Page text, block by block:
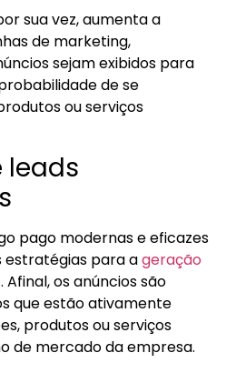
sua vez, aumenta a
de marketing,
sejam exibidos para
de se
ou serviços
leads
pago modernas e eficazes
para ageração
. Afinal, os anúncios são
que estão ativamente
produtos ou serviços
de mercado da empresa.